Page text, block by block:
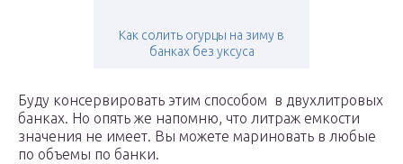
Как солить огурцы на зиму в
банках без уксуса
Буду консервировать этим способом в двухлитровых
банках. Но опять же напомню, что литраж емкости
значения не имеет. Вы можете мариновать в любые
по объемы по банки.